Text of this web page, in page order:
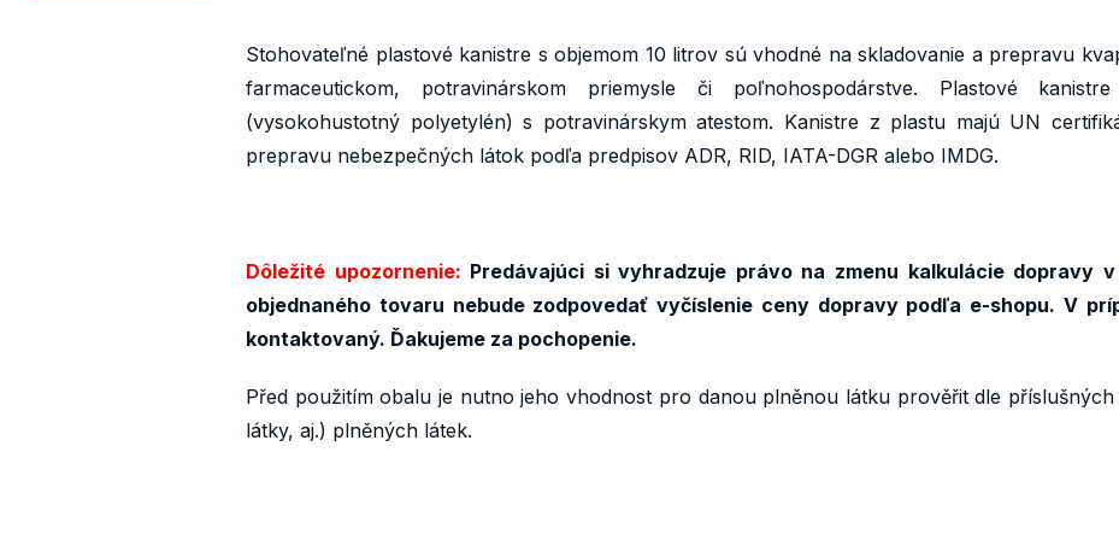
Stohovateľné plastové kanistre s objemom 10 litrov sú vhodné na skladovanie a prepravu
farmaceutickom, potravinárskom priemysle či poľnohospodárstve. Plastové
(vysokohustotný polyetylén) s potravinárskym atestom. Kanistre z plastu majú UN
prepravu nebezpečných látok podľa predpisov ADR, RID, IATA-DGR alebo IMDG.
Dôležité upozornenie: Predávajúci si vyhradzuje právo na zmenu kalkulácie dopravy
objednaného tovaru nebude zodpovedať vyčíslenie ceny dopravy podľa e-shopu. V
kontaktovaný. Ďakujeme za pochopenie.
Před použitím obalu je nutno jeho vhodnost pro danou plněnou látku prověřit dle
látky, aj.) plněných látek.